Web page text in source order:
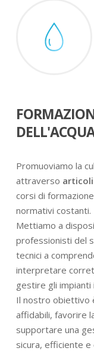
Promuoviamo la
attraverso
corsi di
normativi costanti.
Mettiamo a
professionisti del
tecnici a
interpretare
gestire gli impianti
Il nostro obiettivo
affidabili, favorire
supportare una
sicura, efficiente e